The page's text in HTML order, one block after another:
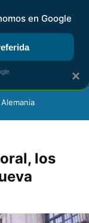
RENTA
Alemania
los
×
en Google